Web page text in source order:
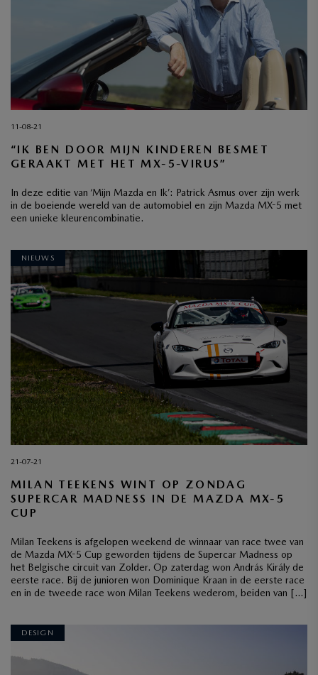
11-08-21
“IK BEN DOOR MIJN KINDEREN BESMET
GERAAKT MET HET MX-5-VIRUS”
In deze editie van ‘Mijn Mazda en Ik’: Patrick Asmus over zijn werk
in de boeiende wereld van de automobiel en zijn Mazda MX-5 met
een unieke kleurencombinatie.
NIEUWS
21-07-21
MILAN TEEKENS WINT OP ZONDAG
SUPERCAR MADNESS IN DE MAZDA MX-5
CUP
Milan Teekens is afgelopen weekend de winnaar van race twee van
de Mazda MX-5 Cup geworden tijdens de Supercar Madness op
het Belgische circuit van Zolder. Op zaterdag won András Király de
eerste race. Bij de junioren won Dominique Kraan in de eerste race
en in de tweede race won Milan Teekens wederom, beiden van […]
DESIGN